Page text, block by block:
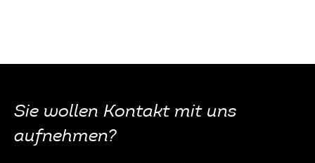
Sie wollen Kontakt mit uns
aufnehmen?